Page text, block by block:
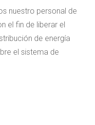
nuestro personal de
el fin de liberar el
de energía
el sistema de